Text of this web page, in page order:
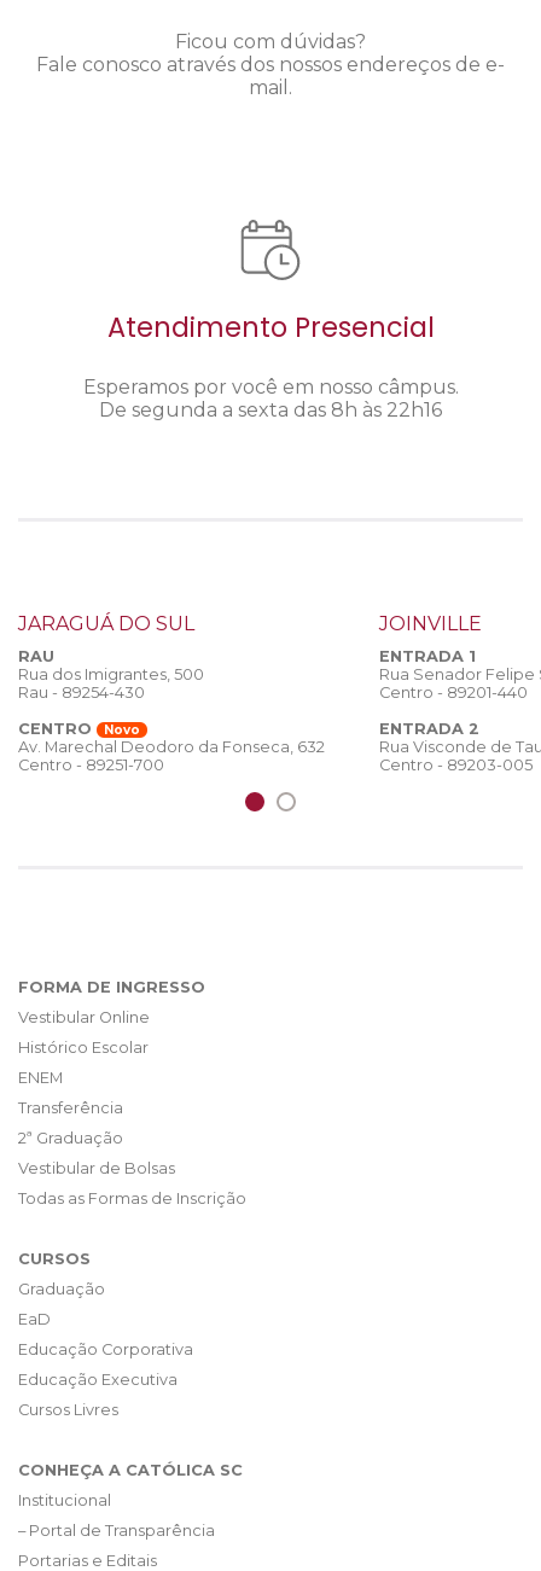
Ficou com dúvidas?
Fale conosco através dos nossos endereços de e-
mail.
Atendimento Presencial
Esperamos por você em nosso câmpus.
De segunda a sexta das 8h às 22h16
JARAGUÁ DO SUL
RAU
Rua dos Imigrantes, 500
Rau - 89254-430
CENTRO
Novo
Av. Marechal Deodoro da Fonseca, 632
Centro - 89251-700
JOINVILLE
ENTRADA 1
Rua Senador
Centro - 89201-440
ENTRADA 2
Rua Visconde de
Centro - 89203-005
FORMA DE INGRESSO
Vestibular Online
Histórico Escolar
ENEM
Transferência
2ª Graduação
Vestibular de Bolsas
Todas as Formas de Inscrição
CURSOS
Graduação
EaD
Educação Corporativa
Educação Executiva
Cursos Livres
CONHEÇA A CATÓLICA SC
Institucional
– Portal de Transparência
Portarias e Editais